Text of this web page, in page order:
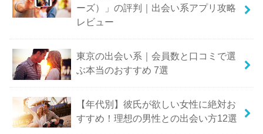
ーズ）」の評判｜出会い系アプリ攻略
レビュー
東京の出会い系｜会員数と口コミで選
ぶ本当のおすすめ 7選
【年代別】彼氏が欲しい女性に絶対お
すすめ！理想の男性との出会い方12選